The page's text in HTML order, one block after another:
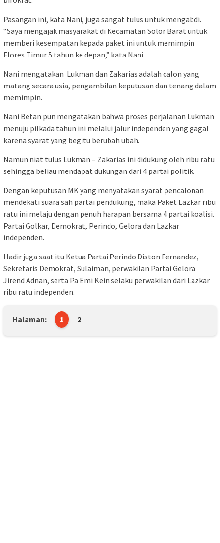
Pasangan ini, kata Nani, juga sangat tulus untuk mengabdi.
“Saya mengajak masyarakat di Kecamatan Solor Barat untuk
memberi kesempatan kepada paket ini untuk memimpin
Flores Timur 5 tahun ke depan,” kata Nani.
Nani mengatakan Lukman dan Zakarias adalah calon yang
matang secara usia, pengambilan keputusan dan tenang dalam
memimpin.
Nani Betan pun mengatakan bahwa proses perjalanan Lukman
menuju pilkada tahun ini melalui jalur independen yang gagal
karena syarat yang begitu berubah ubah.
Namun niat tulus Lukman – Zakarias ini didukung oleh ribu ratu
sehingga beliau mendapat dukungan dari 4 partai politik.
Dengan keputusan MK yang menyatakan syarat pencalonan
mendekati suara sah partai pendukung, maka Paket Lazkar ribu
ratu ini melaju dengan penuh harapan bersama 4 partai koalisi.
Partai Golkar, Demokrat, Perindo, Gelora dan Lazkar
independen.
Hadir juga saat itu Ketua Partai Perindo Diston Fernandez,
Sekretaris Demokrat, Sulaiman, perwakilan Partai Gelora
Jirend Adnan, serta Pa Emi Kein selaku perwakilan dari Lazkar
ribu ratu independen.
Halaman: 1 2